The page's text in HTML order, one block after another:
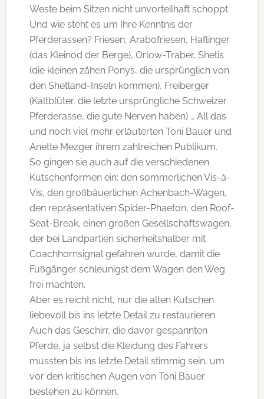
Weste beim Sitzen nicht unvorteilhaft schoppt.
Und wie steht es um Ihre Kenntnis der
Pferderassen? Friesen, Arabofriesen, Haflinger
(das Kleinod der Berge), Orlow-Traber, Shetis
(die kleinen zähen Ponys, die ursprünglich von
den Shetland-Inseln kommen), Freiberger
(Kaltblüter, die letzte ursprüngliche Schweizer
Pferderasse, die gute Nerven haben) … All das
und noch viel mehr erläuterten Toni Bauer und
Anette Mezger ihrem zahlreichen Publikum.
So gingen sie auch auf die verschiedenen
Kutschenformen ein: den sommerlichen Vis-à-
Vis, den großbäuerlichen Achenbach-Wagen,
den repräsentativen Spider-Phaeton, den Roof-
Seat-Break, einen großen Gesellschaftswagen,
der bei Landpartien sicherheitshalber mit
Coachhornsignal gefahren wurde, damit die
Fußgänger schleunigst dem Wagen den Weg
frei machten.
Aber es reicht nicht, nur die alten Kutschen
liebevoll bis ins letzte Detail zu restaurieren.
Auch das Geschirr, die davor gespannten
Pferde, ja selbst die Kleidung des Fahrers
mussten bis ins letzte Detail stimmig sein, um
vor den kritischen Augen von Toni Bauer
bestehen zu können.